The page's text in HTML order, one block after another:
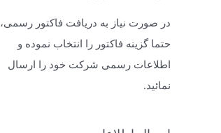
در صورت نیاز به دریافت فاکتور رسمی،
حتما گزینه فاکتور را انتخاب نموده و
اطلاعات رسمی شرکت خود را ارسال
نمائید.